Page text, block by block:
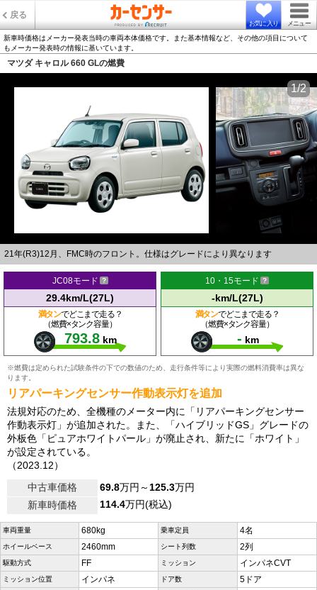
戻る
お気に入り メニュー
新車時価格はメーカー発表当時の車両本体価格です。また基本情報など、その他の項目について
もメーカー発表時の情報に基いています。
マツダ キャロル 660 GLの燃費
21年(R3)12月、FMC時のフロント。仕様はグレードにより異なります
1/2
JC08モード
29.4km/L(27L)
満タンでどこまで走る？
（燃費×タンク容量）
793.8 km
10・15モード
-km/L(27L)
満タンでどこまで走る？
（燃費×タンク容量）
- km
※燃費は定められた試験条件の下での数値のため、走行条件等により実際の燃料消費率は異な
ります。
リアパーキングセンサー作動表示灯を追加
法規対応のため、全機種のメーター内に「リアパーキングセンサー
作動表示灯」が追加された。また、「ハイブリッドGS」グレードの
外板色「ピュアホワイトパール」が廃止され、新たに「ホワイト」
が設定されている。
（2023.12）
中古車価格
69.8万円～125.3万円
新車時価格
114.4万円(税込)
車両重量 680kg 乗車定員 4名
ホイールベース 2460mm シート列数 2列
駆動方式 FF ミッション インパネCVT
ミッション位置 インパネ ドア数 5ドア